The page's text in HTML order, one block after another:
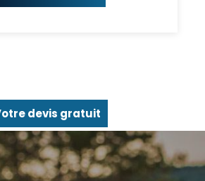
devis gratuit